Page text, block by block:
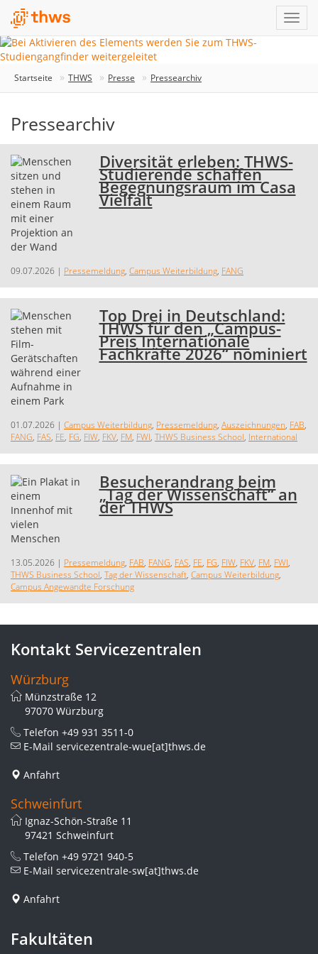
Startseite THWS Presse Pressearchiv
Pressearchiv
Diversität erleben: THWS-
Studierende schaffen
Begegnungsraum im Casa
Vielfalt
09.07.2026 | Pressemeldung, Campus Weiterbildung, FANG
Top Drei in Deutschland:
THWS für den „Campus-
Preis Internationale
Fachkräfte 2026“ nominiert
01.07.2026 | Campus Weiterbildung, Pressemeldung, Auszeichnungen, FAB,
FANG, FAS, FE, FG, FIW, FKV, FM, FWI, THWS Business School, International
Besucherandrang beim
„Tag der Wissenschaft“ an
der THWS
13.05.2026 | Pressemeldung, FAB, FANG, FAS, FE, FG, FIW, FKV, FM, FWI,
THWS Business School, Tag der Wissenschaft, Campus Weiterbildung,
Campus Angewandte Forschung
Kontakt Servicezentralen
Würzburg
Münzstraße 12
97070 Würzburg
Telefon +49 931 3511-0
E-Mail servicezentrale-wue[at]thws.de
Anfahrt
Schweinfurt
Ignaz-Schön-Straße 11
97421 Schweinfurt
Telefon +49 9721 940-5
E-Mail servicezentrale-sw[at]thws.de
Anfahrt
Fakultäten